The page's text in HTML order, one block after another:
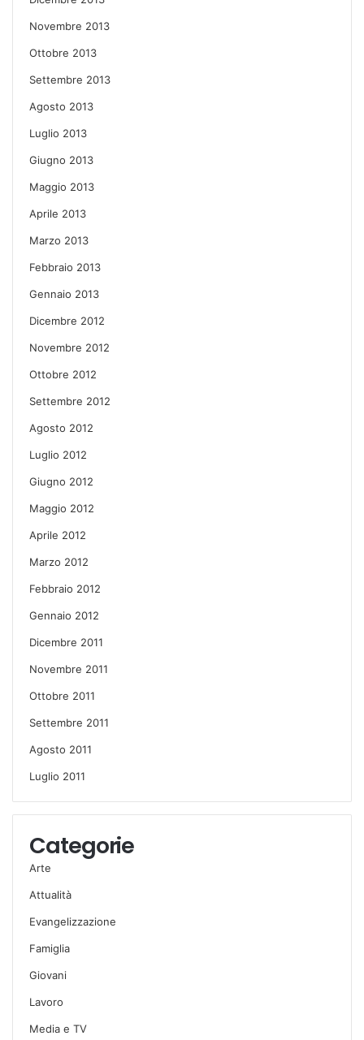
Novembre 2013
Ottobre 2013
Settembre 2013
Agosto 2013
Luglio 2013
Giugno 2013
Maggio 2013
Aprile 2013
Marzo 2013
Febbraio 2013
Gennaio 2013
Dicembre 2012
Novembre 2012
Ottobre 2012
Settembre 2012
Agosto 2012
Luglio 2012
Giugno 2012
Maggio 2012
Aprile 2012
Marzo 2012
Febbraio 2012
Gennaio 2012
Dicembre 2011
Novembre 2011
Ottobre 2011
Settembre 2011
Agosto 2011
Luglio 2011
Categorie
Arte
Attualità
Evangelizzazione
Famiglia
Giovani
Lavoro
Media e TV